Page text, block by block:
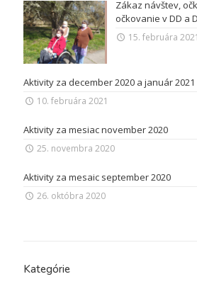
Zákaz návštev,
očkovanie v DD a
15. februára 2021
Aktivity za december 2020 a január 2021
10. februára 2021
Aktivity za mesiac november 2020
25. novembra 2020
Aktivity za mesaic september 2020
26. októbra 2020
Kategórie